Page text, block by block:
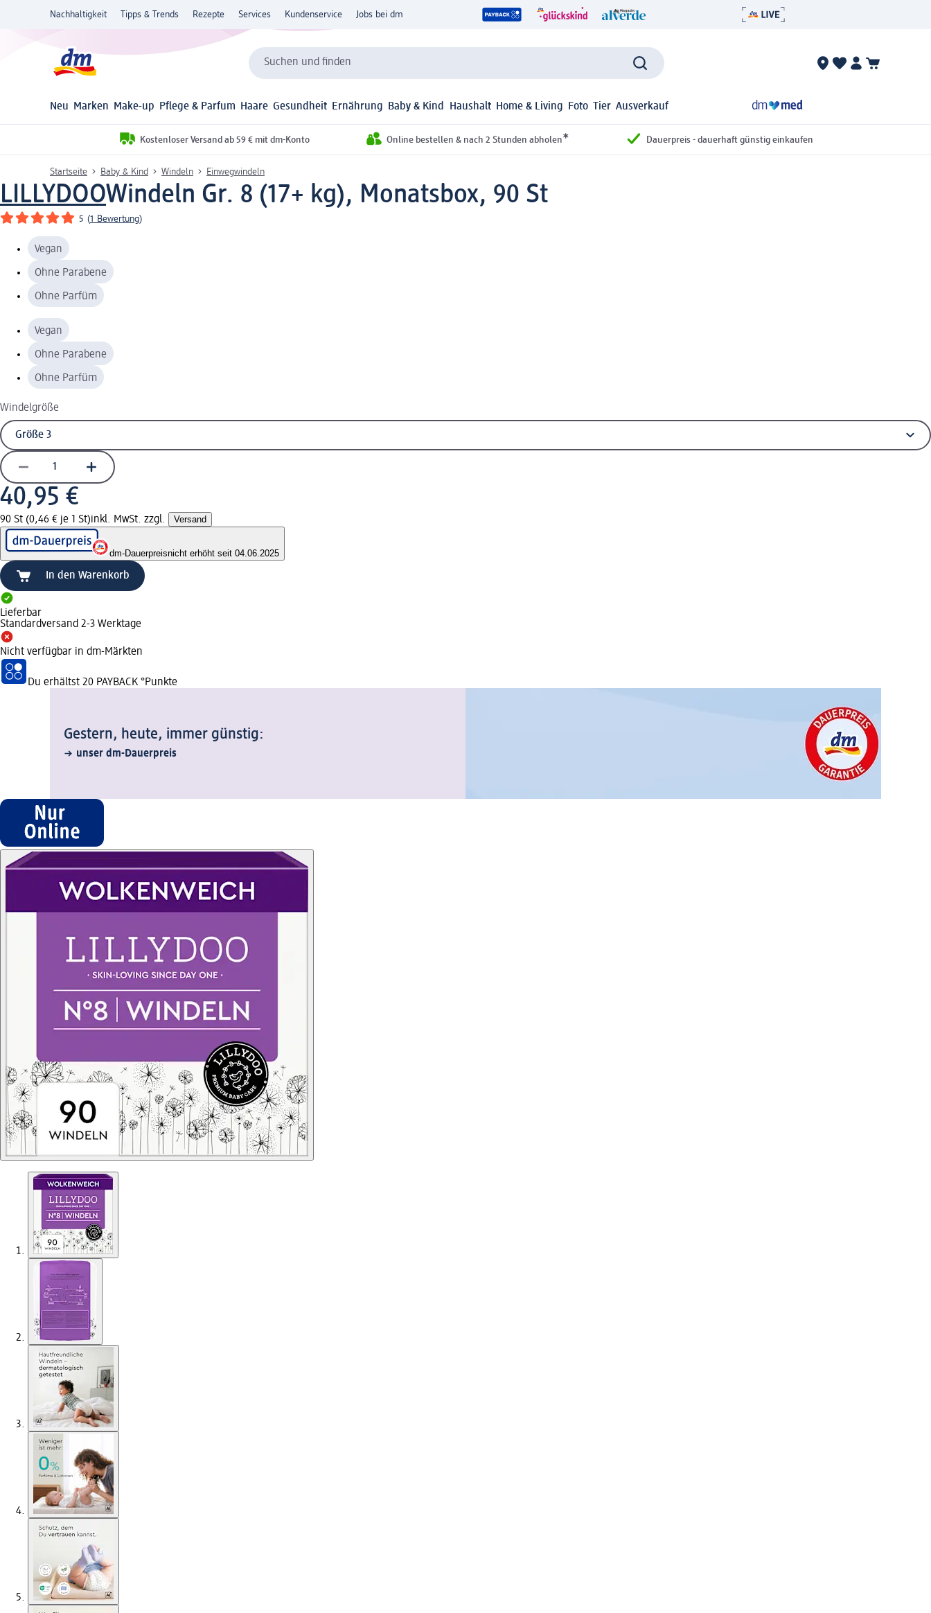
Nachhaltigkeit Tipps & Trends Rezepte Services Kundenservice Jobs bei dm
Suchen und finden
Neu Marken Make-up Pflege & Parfum Haare Gesundheit Ernährung Baby & Kind Haushalt Home & Living Foto Tier Ausverkauf
Kostenloser Versand ab 59 € mit dm-Konto Online bestellen & nach 2 Stunden abholen* Dauerpreis - dauerhaft günstig einkaufen
Startseite Baby & Kind Windeln Einwegwindeln
LILLYDOOWindeln Gr. 8 (17+ kg), Monatsbox, 90 St
5 (1 Bewertung)
Vegan
Ohne Parabene
Ohne Parfüm
Vegan
Ohne Parabene
Ohne Parfüm
Windelgröße
40,95 €
90 St (0,46 € je 1 St)inkl. MwSt. zzgl. Versand
dm-Dauerpreisnicht erhöht seit 04.06.2025
In den Warenkorb
Lieferbar
Standardversand 2-3 Werktage
Nicht verfügbar in dm-Märkten
Du erhältst 20 PAYBACK °Punkte
Gestern, heute, immer günstig:
unser dm-Dauerpreis